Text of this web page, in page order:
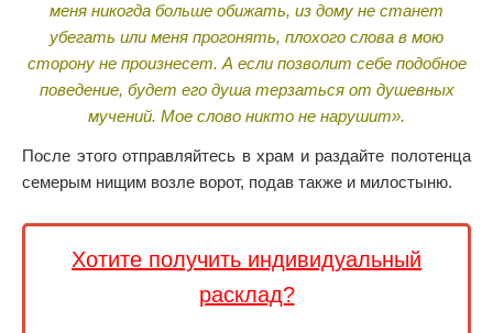
меня никогда больше обижать, из дому не станет
убегать или меня прогонять, плохого слова в мою
сторону не произнесет. А если позволит себе подобное
поведение, будет его душа терзаться от душевных
мучений. Мое слово никто не нарушит».
После этого отправляйтесь в храм и раздайте полотенца
семерым нищим возле ворот, подав также и милостыню.
Хотите получить индивидуальный
расклад?